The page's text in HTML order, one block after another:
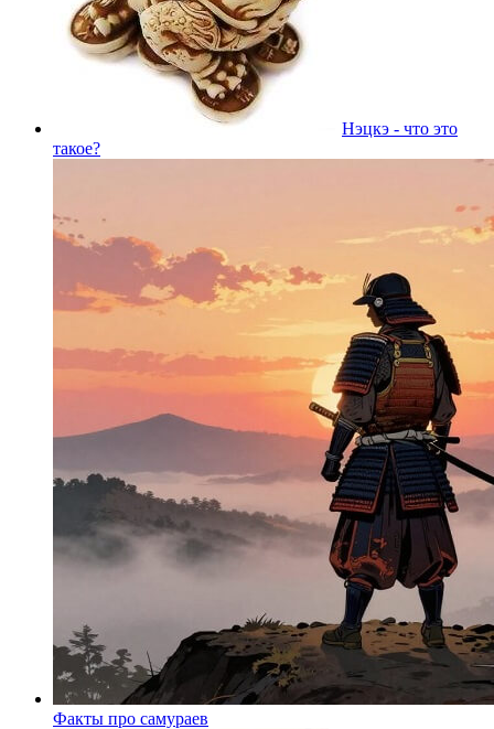
Нэцкэ - что это
такое?
Факты про самураев